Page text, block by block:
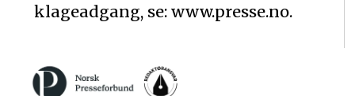
klageadgang, se: www.presse.no.